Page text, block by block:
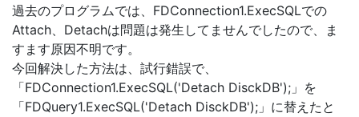
過去のプログラムでは、FDConnection1.ExecSQLでの
Attach、Detachは問題は発生してませんでしたので、ま
すます原因不明です。
今回解決した方法は、試行錯誤で、
「FDConnection1.ExecSQL('Detach DisckDB');」を
「FDQuery1.ExecSQL('Detach DisckDB');」に替えたと